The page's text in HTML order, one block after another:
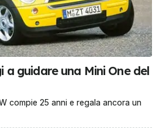
a guidare una Mini One del
compie 25 anni e regala ancora un